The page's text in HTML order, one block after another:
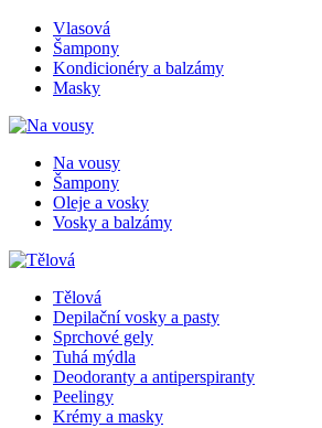
Vlasová
Šampony
Kondicionéry a balzámy
Masky
Na vousy
Šampony
Oleje a vosky
Vosky a balzámy
Tělová
Depilační vosky a pasty
Sprchové gely
Tuhá mýdla
Deodoranty a antiperspiranty
Peelingy
Krémy a masky